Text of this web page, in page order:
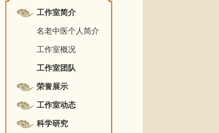
工作室简介
名老中医个人简介
工作室概况
工作室团队
荣誉展示
工作室动态
科学研究